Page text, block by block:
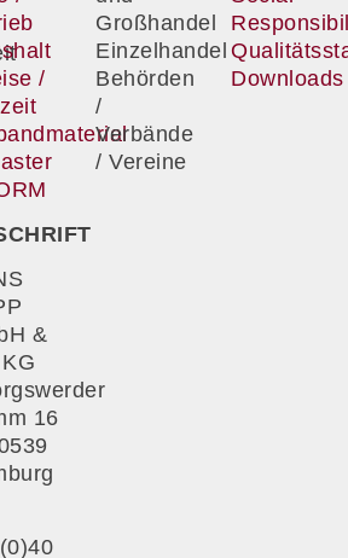
/
Großhandel
Einzelhandel
Behörden
/
Verbände
/ Vereine
Downloads
&
16